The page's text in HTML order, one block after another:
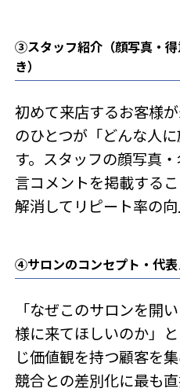
③スタッフ紹介（顔写真・
き）
初めて来店するお客様
のひとつが「どんな人
す。スタッフの顔写真
言コメントを掲載する
解消してリピート率の向
④サロンのコンセプト・代
「なぜこのサロンを開
様に来てほしいのか」
じ価値観を持つ顧客を
競合との差別化に最も